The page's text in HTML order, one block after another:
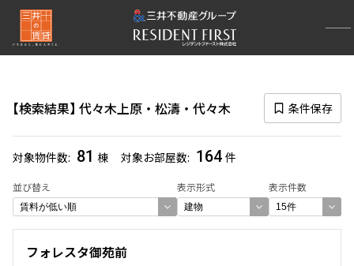
検索結果 代々木上原・松濤・代々木 条件保存
対象物件数 81 棟 対象お部屋数 164 件
並び替え 表示形式 表示件数
再検索ナビゲーション
選択中のエリア
代々木上原・松濤・代々木
(164)
選び方を変更する
フォレスタ御苑前